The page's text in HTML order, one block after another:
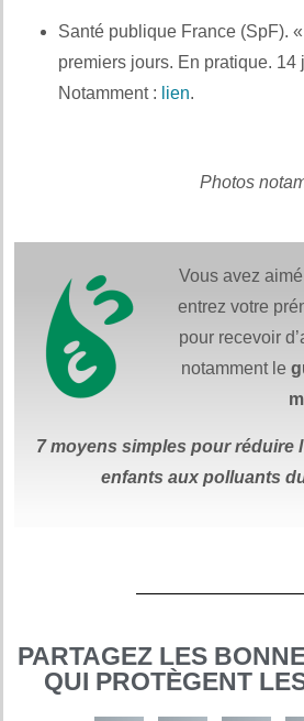
Santé publique France (SpF).
premiers jours. En pratique. 14
Notamment : lien.
Photos
Vous avez
entrez votre
pour recevoir
notamment le
7 moyens simples pour réduire
enfants aux polluants
PARTAGEZ LES
QUI PROTÈGENT